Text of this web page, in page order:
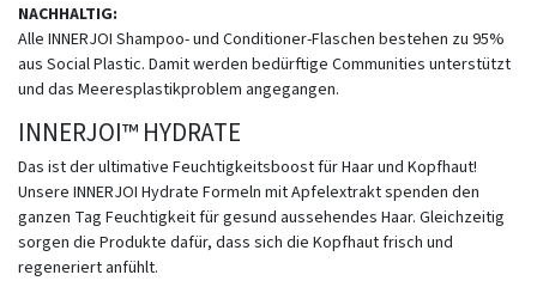
NACHHALTIG:
Alle INNERJOI Shampoo- und Conditioner-Flaschen bestehen zu 95%
aus Social Plastic. Damit werden bedürftige Communities unterstützt
und das Meeresplastikproblem angegangen.
INNERJOI™ HYDRATE
Das ist der ultimative Feuchtigkeitsboost für Haar und Kopfhaut!
Unsere INNERJOI Hydrate Formeln mit Apfelextrakt spenden den
ganzen Tag Feuchtigkeit für gesund aussehendes Haar. Gleichzeitig
sorgen die Produkte dafür, dass sich die Kopfhaut frisch und
regeneriert anfühlt.